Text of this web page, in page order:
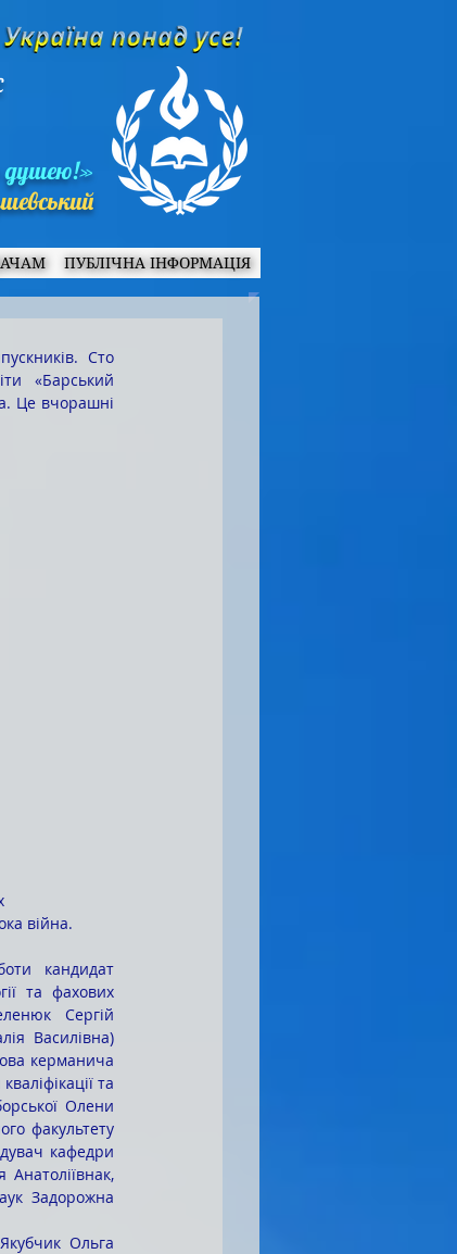
душею!»
ПУБЛІЧНА ІНФОРМАЦІЯ
«Барський
Це вчорашні
війна.
кандидат
та фахових
Сергій
Василівна)
керманича
та
Олени
факультету
кафедри
Анатоліївнак,
Задорожна